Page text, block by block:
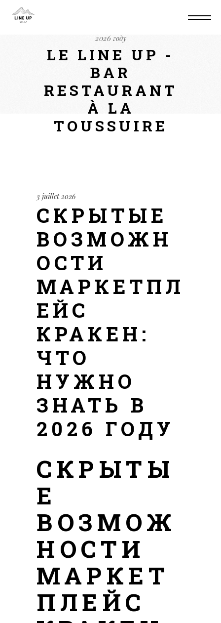
2026 году
LE LINE UP -
BAR
RESTAURANT
À LA
TOUSSUIRE
3 juillet 2026
СКРЫТЫЕ
ВОЗМОЖН
ОСТИ
МАРКЕТПЛ
ЕЙС
КРАКЕН:
ЧТО
НУЖНО
ЗНАТЬ В
2026 ГОДУ
СКРЫТЫ
Е
ВОЗМОЖ
НОСТИ
МАРКЕТ
ПЛЕЙС